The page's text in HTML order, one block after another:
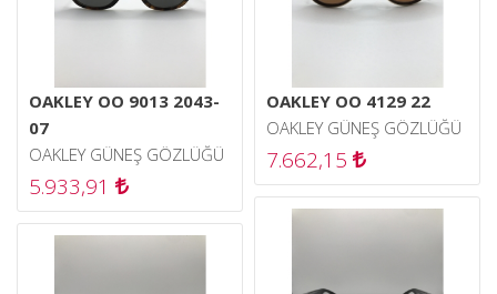
OAKLEY OO 9013 2043-
07
OAKLEY GÜNEŞ GÖZLÜĞÜ
5.933,91
OAKLEY OO 4129 22
OAKLEY GÜNEŞ GÖZLÜĞÜ
7.662,15